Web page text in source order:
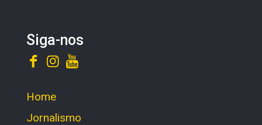
Siga-nos
Home
Jornalismo